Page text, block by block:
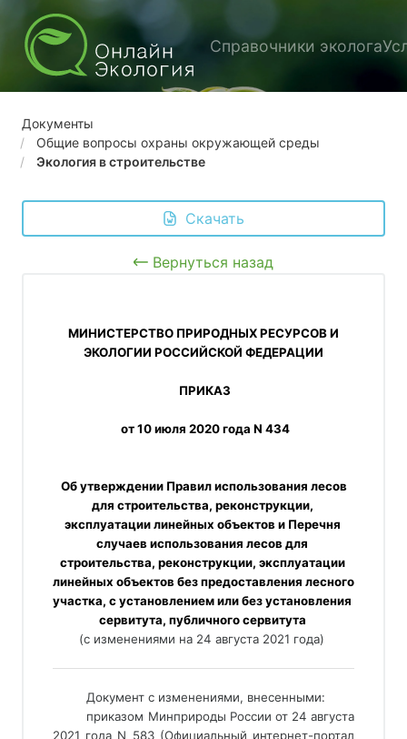
Справочники эколога
Документы
Общие вопросы охраны окружающей среды
Экология в строительстве
Скачать
Вернуться назад
ЭКОЛОГИИ РОССИЙСКОЙ ФЕДЕРАЦИИ
ПРИКАЗ
от 10 июля 2020 года N 434
для строительства, реконструкции,
эксплуатации линейных объектов и Перечня
случаев использования лесов для
строительства, реконструкции, эксплуатации
линейных объектов без предоставления лесного
участка, с установлением или без установления
сервитута, публичного сервитута
(с изменениями на 24 августа 2021 года)
Документ с изменениями, внесенными:
приказом Минприроды России от 24 августа
2021 года N 583 (Официальный интернет-портал